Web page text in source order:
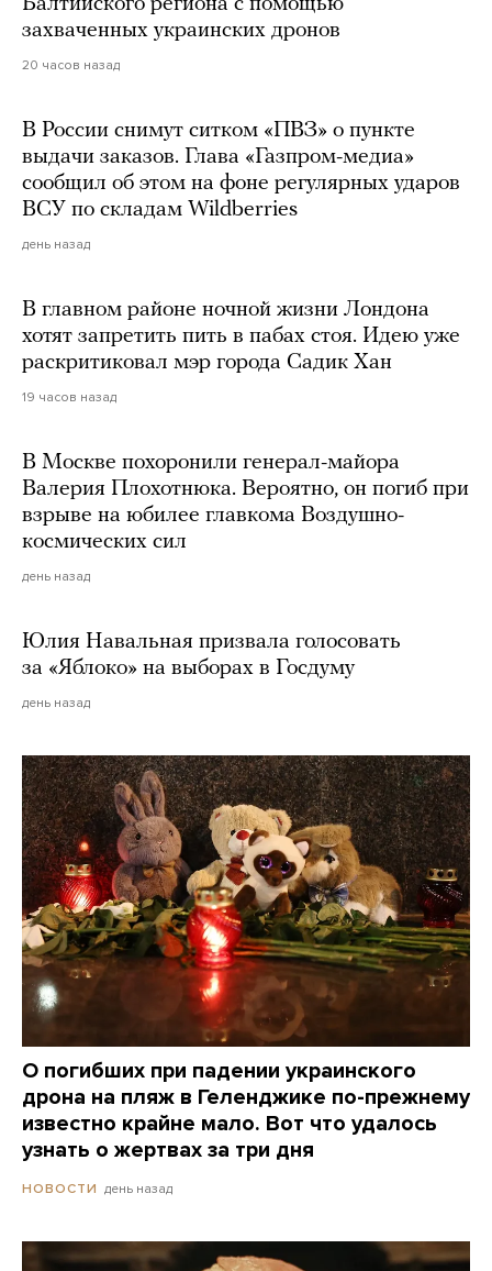
захваченных украинских дронов
20 часов назад
В России снимут ситком «ПВЗ» о пункте
выдачи заказов. Глава «Газпром-медиа»
сообщил об этом на фоне регулярных ударов
ВСУ по складам Wildberries
день назад
В главном районе ночной жизни Лондона
хотят запретить пить в пабах стоя. Идею уже
раскритиковал мэр города Садик Хан
19 часов назад
В Москве похоронили генерал-майора
Валерия Плохотнюка. Вероятно, он погиб при
взрыве на юбилее главкома Воздушно-
космических сил
день назад
Юлия Навальная призвала голосовать
за «Яблоко» на выборах в Госдуму
день назад
О погибших при падении украинского
дрона на пляж в Геленджике по-прежнему
известно крайне мало. Вот что удалось
узнать о жертвах за три дня
НОВОСТИ день назад